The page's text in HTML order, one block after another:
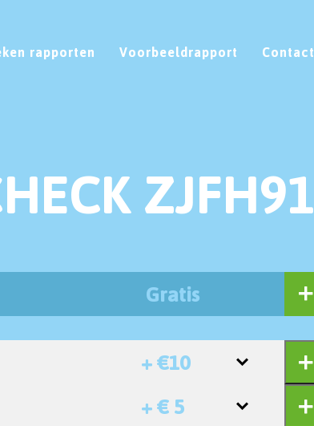
rapporten Voorbeeldrapport Contact
ZJFH91
Gratis
+ €10
+ € 5